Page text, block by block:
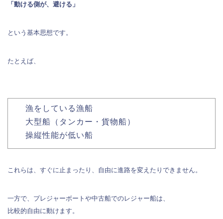
「動ける側が、避ける」
という基本思想です。
たとえば、
漁をしている漁船
大型船（タンカー・貨物船）
操縦性能が低い船
これらは、すぐに止まったり、自由に進路を変えたりできません。
一方で、プレジャーボートや中古船でのレジャー船は、
比較的自由に動けます。